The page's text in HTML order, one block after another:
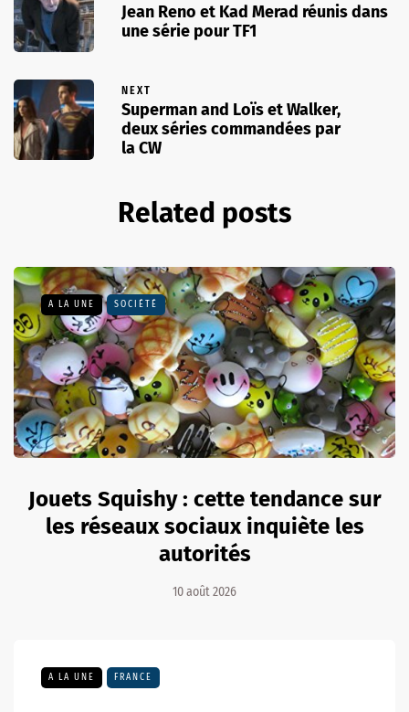
Jean Reno et Kad Merad réunis dans
une série pour TF1
NEXT
Superman and Loïs et Walker,
deux séries commandées par
la CW
Related posts
A LA UNE SOCIÉTÉ
Jouets Squishy : cette tendance sur
les réseaux sociaux inquiète les
autorités
10 août 2026
A LA UNE FRANCE